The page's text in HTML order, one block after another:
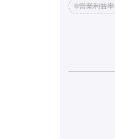
営業利益率